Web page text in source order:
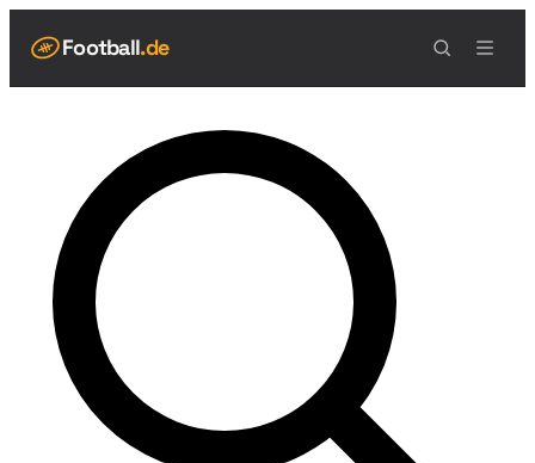
Football.de
Live Scores
Spielplan
Teams
Tabelle
Football Regeln